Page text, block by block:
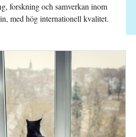
forskning och samverkan inom
med hög internationell kvalitet.